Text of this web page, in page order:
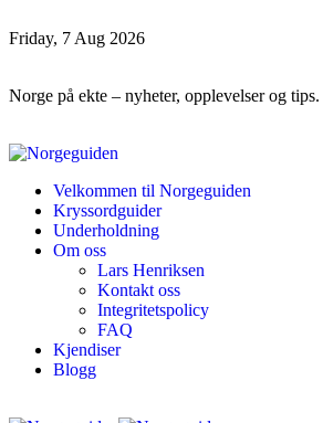
Friday, 7 Aug 2026
Norge på ekte – nyheter, opplevelser og tips.
Velkommen til Norgeguiden
Kryssordguider
Underholdning
Om oss
Lars Henriksen
Kontakt oss
Integritetspolicy
FAQ
Kjendiser
Blogg